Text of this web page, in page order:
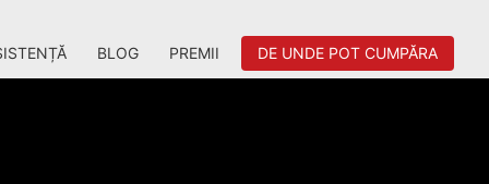
BLOG PREMII DE UNDE POT CUMPĂRA